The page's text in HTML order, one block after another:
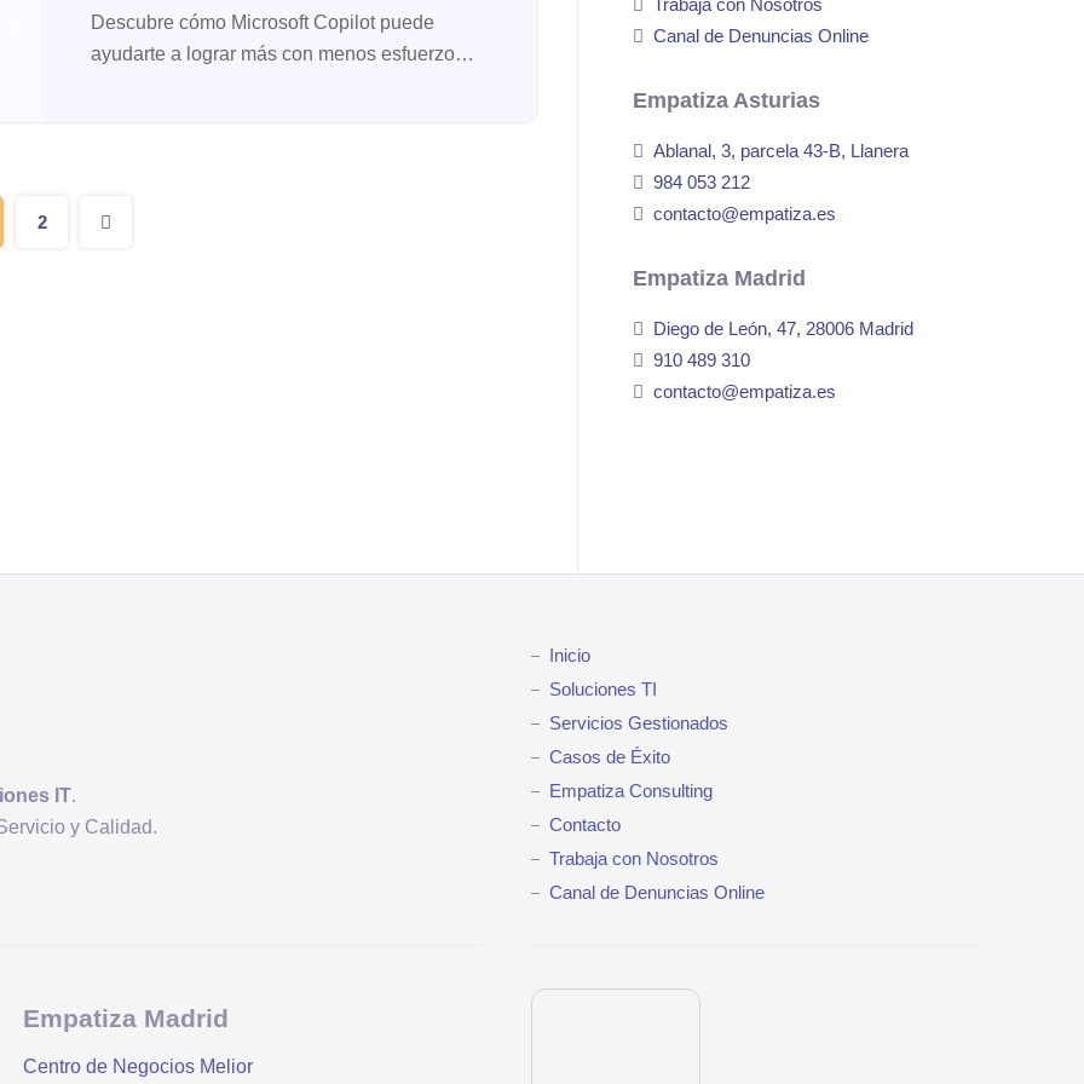
Descubre cómo Microsoft Copilot puede
ayudarte a lograr más con menos esfuerzo
2
Trabaja con Nosotros
Canal de Denuncias Online
Empatiza Asturias
Ablanal, 3, parcela 43-B, Llanera
984 053 212
contacto@empatiza.es
Empatiza Madrid
Diego de León, 47, 28006 Madrid
910 489 310
contacto@empatiza.es
IT.
y Calidad.
Empatiza Madrid
Centro de Negocios Melior
Inicio
Soluciones TI
Servicios Gestionados
Casos de Éxito
Empatiza Consulting
Contacto
Trabaja con Nosotros
Canal de Denuncias Online